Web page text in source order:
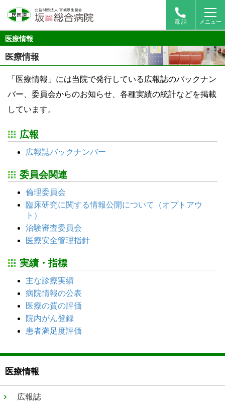
電 話 メニュー
医療情報
医療情報
「医療情報」には当院で発行している広報誌のバックナン
バー、委員会からのお知らせ、各種実績の統計などを掲載
しています。
広報
広報誌バックナンバー
委員会関連
倫理委員会
臨床研究に関する情報公開について（オプトアウ
ト）
治験審査委員会
医療安全管理指針
実績・指標
主な診療実績
病院情報の公表
医療の質の評価
院内がん登録
患者満足度評価
医療情報
広報誌